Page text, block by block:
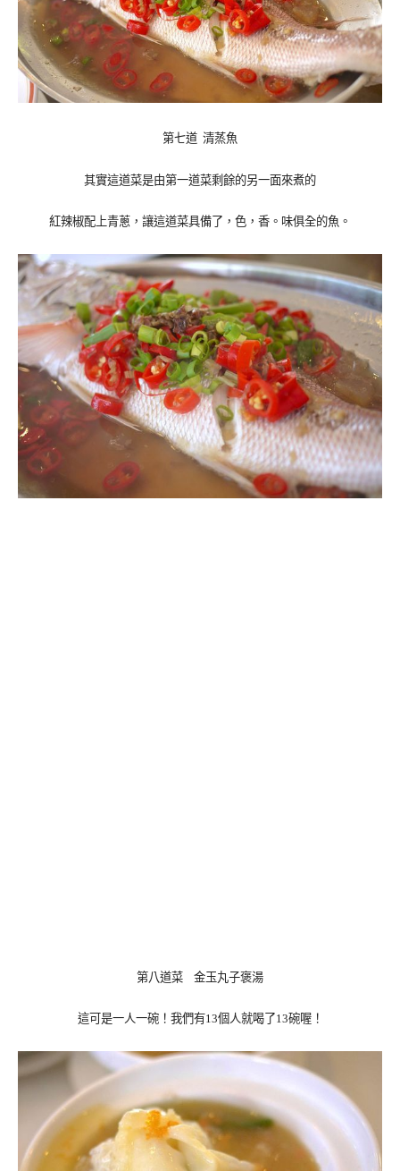
第七道 清蒸魚
其實這道菜是由第一道菜剩餘的另一面來煮的
紅辣椒配上青蔥，讓這道菜具備了，色，香。味俱全的魚。
第八道菜 金玉丸子褒湯
這可是一人一碗！我們有13個人就喝了13碗喔！